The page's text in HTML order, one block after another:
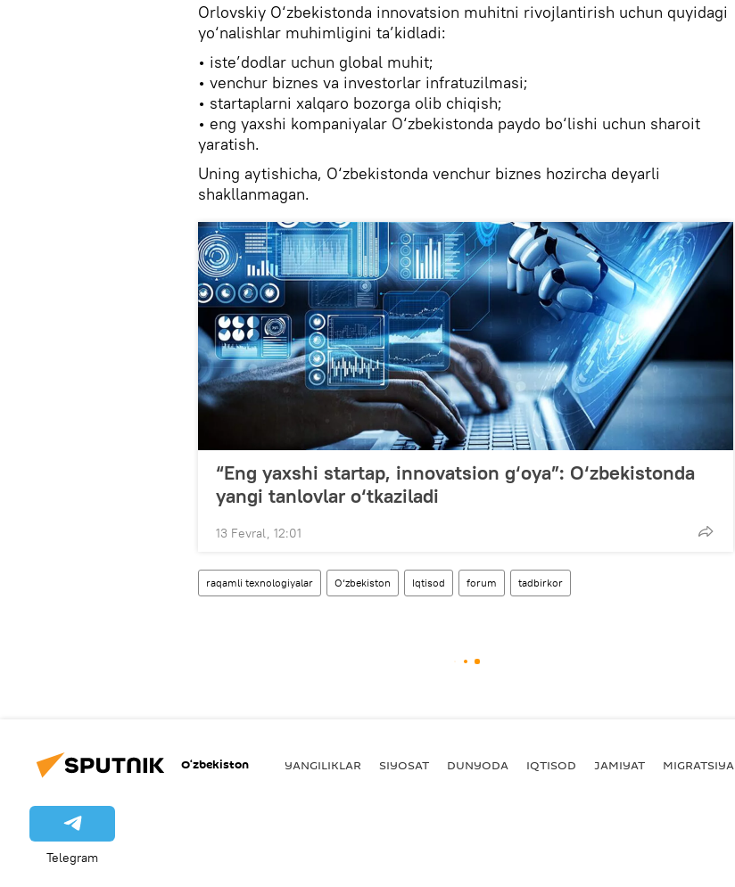
Orlovskiy O‘zbekistonda innovatsion muhitni rivojlantirish uchun quyidagi
yo‘nalishlar muhimligini ta’kidladi:
• iste’dodlar uchun global muhit;
• venchur biznes va investorlar infratuzilmasi;
• startaplarni xalqaro bozorga olib chiqish;
• eng yaxshi kompaniyalar O‘zbekistonda paydo bo‘lishi uchun sharoit
yaratish.
Uning aytishicha, O‘zbekistonda venchur biznes hozircha deyarli
shakllanmagan.
“Eng yaxshi startap, innovatsion g‘oya”: O‘zbekistonda
yangi tanlovlar o‘tkaziladi
13 Fevral, 12:01
raqamli texnologiyalar O‘zbekiston Iqtisod forum tadbirkor
O‘zbekiston YANGILIKLAR SIYOSAT DUNYODA IQTISOD JAMIYAT MIGRATSIYA
Telegram